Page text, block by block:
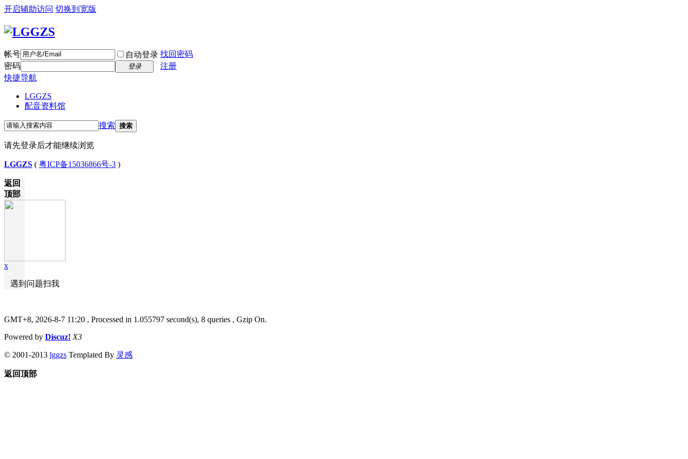
开启辅助访问 切换到宽版
帐号 自动登录 找回密码
密码
登录
注册
快捷导航
LGGZS
配音资料馆
搜索 搜索
请先登录后才能继续浏览
LGGZS ( 粤ICP备15036866号-3 )
返回
顶部
x
遇到问题扫我
GMT+8, 2026-8-7 11:20 , Processed in 1.055797 second(s), 8 queries , Gzip On.
Powered by Discuz! X3
© 2001-2013 lggzs Templated By 灵感
返回顶部